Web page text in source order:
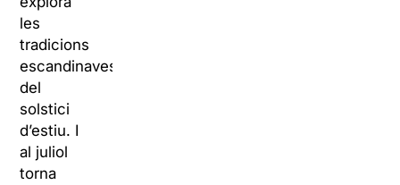
les
tradicions
escandinaves
del
solstici
d’estiu. I
al juliol
torna